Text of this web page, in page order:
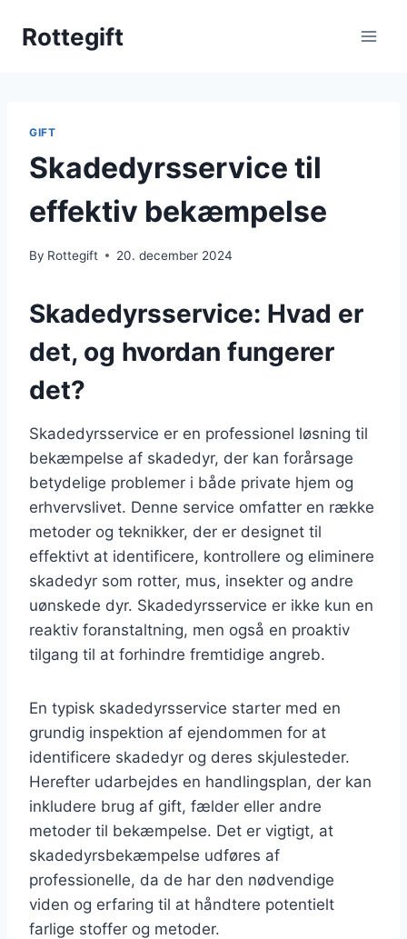
Rottegift
GIFT
Skadedyrsservice til
effektiv bekæmpelse
By Rottegift 20. december 2024
Skadedyrsservice: Hvad er
det, og hvordan fungerer
det?
Skadedyrsservice er en professionel løsning til
bekæmpelse af skadedyr, der kan forårsage
betydelige problemer i både private hjem og
erhvervslivet. Denne service omfatter en række
metoder og teknikker, der er designet til
effektivt at identificere, kontrollere og eliminere
skadedyr som rotter, mus, insekter og andre
uønskede dyr. Skadedyrsservice er ikke kun en
reaktiv foranstaltning, men også en proaktiv
tilgang til at forhindre fremtidige angreb.
En typisk skadedyrsservice starter med en
grundig inspektion af ejendommen for at
identificere skadedyr og deres skjulesteder.
Herefter udarbejdes en handlingsplan, der kan
inkludere brug af gift, fælder eller andre
metoder til bekæmpelse. Det er vigtigt, at
skadedyrsbekæmpelse udføres af
professionelle, da de har den nødvendige
viden og erfaring til at håndtere potentielt
farlige stoffer og metoder.